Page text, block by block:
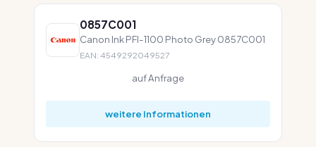
0857C001
Canon Ink PFI-1100 Photo Grey 0857C001
EAN: 4549292049527
auf Anfrage
weitere Informationen